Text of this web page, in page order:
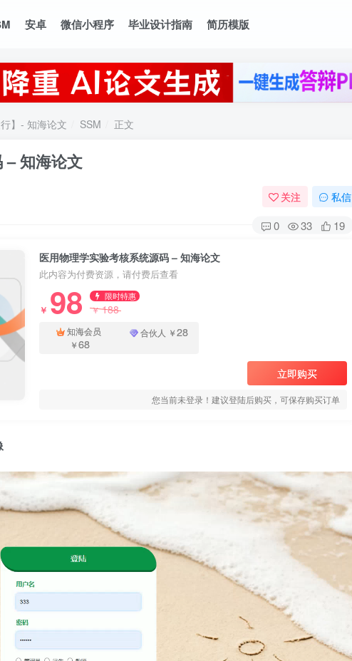
安卓 微信小程序 毕业设计指南 简历模版
】- 知海论文 SSM 正文
– 知海论文
关注 私信
0 33 19
医用物理学实验考核系统源码 – 知海论文
此内容为付费资源，请付费后查看
￥ 98 限时特惠
￥188
知海会员
￥68
合伙人 ￥28
立即购买
您当前未登录！建议登陆后购买，可保存购买订单